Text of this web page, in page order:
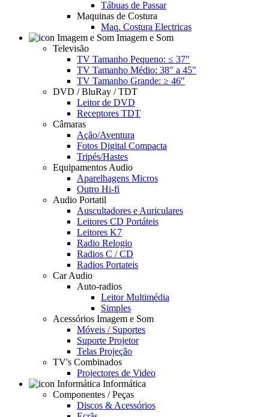
Tábuas de Passar
Maquinas de Costura
Maq. Costura Electricas
Imagem e Som
Televisão
TV Tamanho Pequeno: ≤ 37"
TV Tamanho Médio: 38" a 45"
TV Tamanho Grande: ≥ 46"
DVD / BluRay / TDT
Leitor de DVD
Receptores TDT
Câmaras
Ação/Aventura
Fotos Digital Compacta
Tripés/Hastes
Equipamentos Audio
Aparelhagens Micros
Outro Hi-fi
Audio Portatil
Auscultadores e Auriculares
Leitores CD Portáteis
Leitores K7
Radio Relogio
Radios C / CD
Radios Portateis
Car Audio
Auto-radios
Leitor Multimédia
Simples
Acessórios Imagem e Som
Móveis / Suportes
Suporte Projetor
Telas Projeção
TV's Combinados
Projectores de Video
Informática
Componentes / Peças
Discos & Acessórios